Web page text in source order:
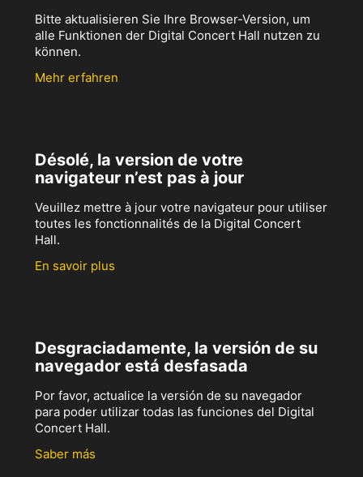
Bitte aktualisieren Sie Ihre Browser-Version, um
alle Funktionen der Digital Concert Hall nutzen zu
können.
Mehr erfahren
Désolé, la version de votre
navigateur n’est pas à jour
Veuillez mettre à jour votre navigateur pour utiliser
toutes les fonctionnalités de la Digital Concert
Hall.
En savoir plus
Desgraciadamente, la versión de su
navegador está desfasada
Por favor, actualice la versión de su navegador
para poder utilizar todas las funciones del Digital
Concert Hall.
Saber más